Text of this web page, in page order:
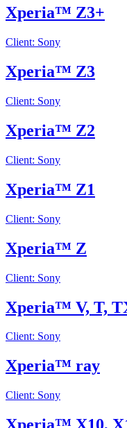
Xperia™ Z3+
Client: Sony
Xperia™ Z3
Client: Sony
Xperia™ Z2
Client: Sony
Xperia™ Z1
Client: Sony
Xperia™ Z
Client: Sony
Xperia™ V, T,
Client: Sony
Xperia™ ray
Client: Sony